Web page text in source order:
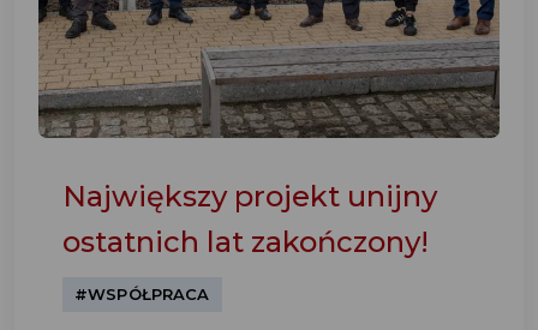
Największy projekt unijny
ostatnich lat zakończony!
#WSPÓŁPRACA